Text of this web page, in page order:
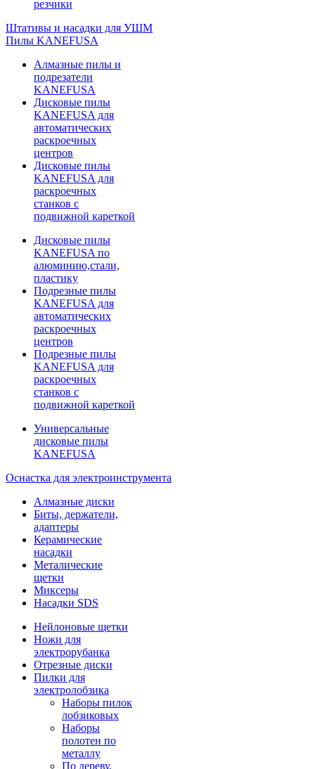
резчики
Штативы и насадки для УШМ
Пилы KANEFUSA
Алмазные пилы и
подрезатели
KANEFUSA
Дисковые пилы
KANEFUSA для
автоматических
раскроечных
центров
Дисковые пилы
KANEFUSA для
раскроечных
станков с
подвижной кареткой
Дисковые пилы
KANEFUSA по
алюминию,стали,
пластику
Подрезные пилы
KANEFUSA для
автоматических
раскроечных
центров
Подрезные пилы
KANEFUSA для
раскроечных
станков с
подвижной кареткой
Универсальные
дисковые пилы
KANEFUSA
Оснастка для электроинструмента
Алмазные диски
Биты, держатели,
адаптеры
Керамические
насадки
Металические
щетки
Миксеры
Насадки SDS
Нейлоновые щетки
Ножи для
электрорубанка
Отрезные диски
Пилки для
электролобзика
Наборы пилок
лобзиковых
Наборы
полотен по
металлу
По дереву,